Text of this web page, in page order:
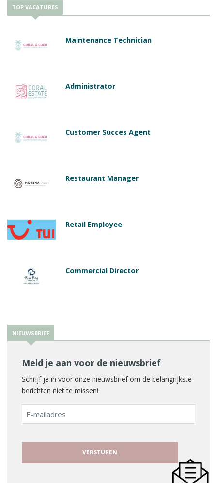
TOP VACATURES
Maintenance Technician
Administrator
Customer Succes Agent
Restaurant Manager
Retail Employee
Commercial Director
NIEUWSBRIEF
Meld je aan voor de nieuwsbrief
Schrijf je in voor onze nieuwsbrief om de belangrijkste
berichten niet te missen!
E-
mailadres